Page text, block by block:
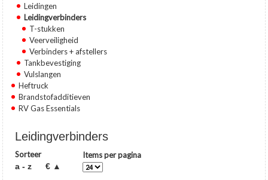
Leidingen
Leidingverbinders
T-stukken
Veerveiligheid
Verbinders + afstellers
Tankbevestiging
Vulslangen
Heftruck
Brandstofadditieven
RV Gas Essentials
Leidingverbinders
Sorteer
a - z
€ ▲
Items per pagina